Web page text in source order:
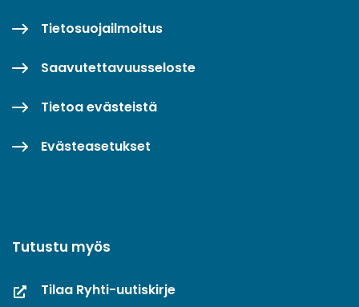
Tietosuojailmoitus
Saavutettavuusseloste
Tietoa evästeistä
Evästeasetukset
Tutustu myös
Tilaa Ryhti-uutiskirje